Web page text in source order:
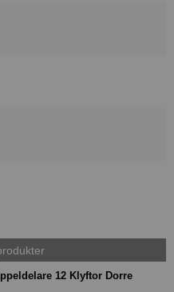
12 Klyftor Dorre